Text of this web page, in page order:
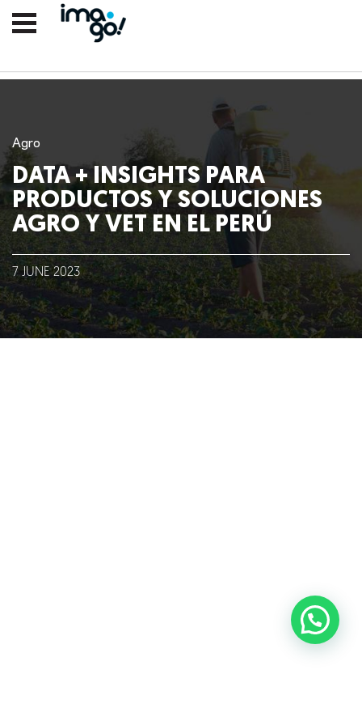
Nosotros
Clientes
Lo que hacemos
Agro
DATA + INSIGHTS PARA
PRODUCTOS Y SOLUCIONES
AGRO Y VET EN EL PERÚ
7 JUNE 2023